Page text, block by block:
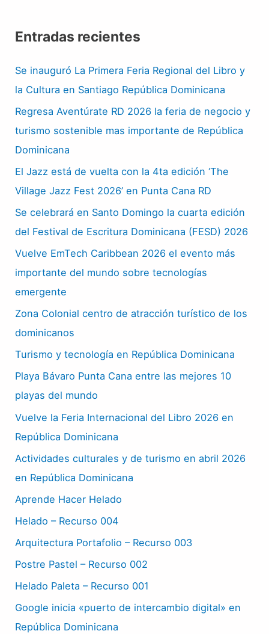
Entradas recientes
Se inauguró La Primera Feria Regional del Libro y
la Cultura en Santiago República Dominicana
Regresa Aventúrate RD 2026 la feria de negocio y
turismo sostenible mas importante de República
Dominicana
El Jazz está de vuelta con la 4ta edición ‘The
Village Jazz Fest 2026’ en Punta Cana RD
Se celebrará en Santo Domingo la cuarta edición
del Festival de Escritura Dominicana (FESD) 2026
Vuelve EmTech Caribbean 2026 el evento más
importante del mundo sobre tecnologías
emergente
Zona Colonial centro de atracción turístico de los
dominicanos
Turismo y tecnología en República Dominicana
Playa Bávaro Punta Cana entre las mejores 10
playas del mundo
Vuelve la Feria Internacional del Libro 2026 en
República Dominicana
Actividades culturales y de turismo en abril 2026
en República Dominicana
Aprende Hacer Helado
Helado – Recurso 004
Arquitectura Portafolio – Recurso 003
Postre Pastel – Recurso 002
Helado Paleta – Recurso 001
Google inicia «puerto de intercambio digital» en
República Dominicana